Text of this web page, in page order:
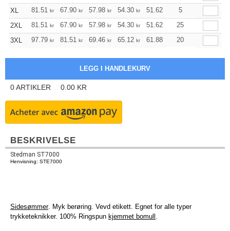
XL
81.51 kr 67.90 kr 57.98 kr 54.30 kr 51.62 51.18
5
2XL
81.51 kr 67.90 kr 57.98 kr 54.30 kr 51.62 51.18
25
3XL
97.79 kr 81.51 kr 69.46 kr 65.12 kr 61.88 61.33
20
0ARTIKLER 0.00 KR
BESKRIVELSE
Stedman ST7000
Henvisning: STE7000
Sidesømmer. Myk berøring. Vevd etikett. Egnet for alle typer
trykketeknikker. 100% Ringspun kjemmet bomull .